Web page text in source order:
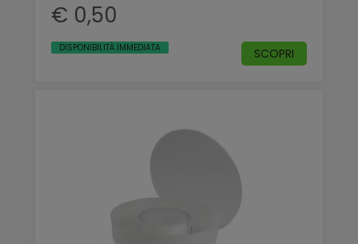
€ 0,50
DISPONIBILITÀ IMMEDIATA SCOPRI